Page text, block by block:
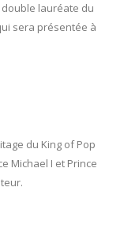
lauréate du
sera présentée à
du King of Pop
Michael I et Prince